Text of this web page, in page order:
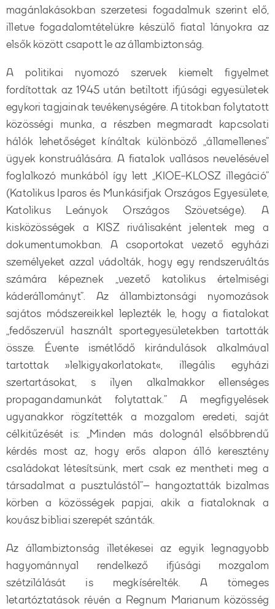
magánlakásokban szerzetesi fogadalmuk szerint elő,
illetve fogadalomtételükre készülő fiatal lányokra az
elsők között csapott le az állambiztonság.
A politikai nyomozó szervek kiemelt figyelmet
fordítottak az 1945 után betiltott ifjúsági egyesületek
egykori tagjainak tevékenységére. A titokban folytatott
közösségi munka, a részben megmaradt kapcsolati
hálók lehetőséget kínáltak különböző „államellenes”
ügyek konstruálására. A fiatalok vallásos nevelésével
foglalkozó munkából így lett „KIOE-KLOSZ illegáció”
(Katolikus Iparos és Munkásifjak Országos Egyesülete,
Katolikus Leányok Országos Szövetsége). A
kisközösségek a KISZ riválisaként jelentek meg a
dokumentumokban. A csoportokat vezető egyházi
személyeket azzal vádolták, hogy egy rendszerváltás
számára képeznek „vezető katolikus értelmiségi
káderállományt”. Az állambiztonsági nyomozások
sajátos módszereikkel leplezték le, hogy a fiatalokat
„fedőszervül használt sportegyesületekben tartották
össze. Évente ismétlődő kirándulások alkalmával
tartottak »lelkigyakorlatokat«, illegális egyházi
szertartásokat, s ilyen alkalmakkor ellenséges
propagandamunkát folytattak.” A megfigyelések
ugyanakkor rögzítették a mozgalom eredeti, saját
célkitűzését is: „Minden más dolognál elsőbbrendű
kérdés most az, hogy erős alapon álló keresztény
családokat létesítsünk, mert csak ez mentheti meg a
társadalmat a pusztulástól”– hangoztatták bizalmas
körben a közösségek papjai, akik a fiataloknak a
kovász bibliai szerepét szánták.
Az állambiztonság illetékesei az egyik legnagyobb
hagyománnyal rendelkező ifjúsági mozgalom
szétzilálását is megkísérelték. A tömeges
letartóztatások révén a Regnum Marianum közösség